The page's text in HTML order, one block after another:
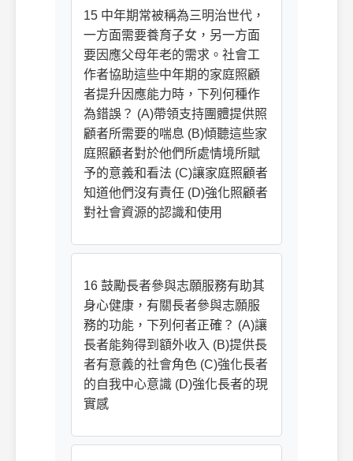
15 中年期常被稱為三明治世代，
一方面需要養育子女，另一方面
要因應父母年老的需求。社會工
作者協助這些中年期的家庭照顧
者提升因應能力時，下列何種作
為錯誤？ (A)帶領支持團體提供照
顧者所需要的喘息 (B)傾聽這些家
庭照顧者對於他們所處情境所賦
予的意義和看法 (C)讓家庭照顧者
知道他們沒有責任 (D)強化照顧者
對社會資源的認識和使用
16 鼓勵長者參與志願服務有助其
身心健康，有關長者參與志願服
務的功能，下列何者正確？ (A)讓
長者能夠得到額外收入 (B)提供長
者有意義的社會角色 (C)強化長者
的自我中心意識 (D)強化長者的現
實感